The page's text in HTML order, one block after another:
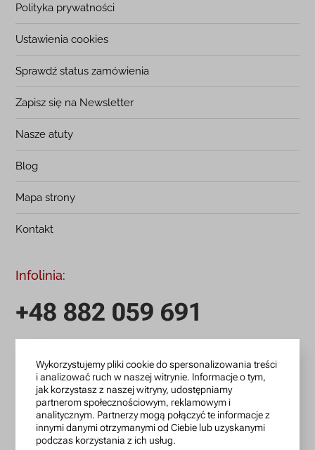
Polityka prywatności
Ustawienia cookies
Sprawdź status zamówienia
Zapisz się na Newsletter
Nasze atuty
Blog
Mapa strony
Kontakt
Infolinia:
+48 882 059 691
zamowienia@lanotti.com
Pisząc w sprawie swojego zamówienia podaj w tytule
wiadomości numer, który otrzymałeś w potwierdzeniu.
Wykorzystujemy pliki cookie do spersonalizowania treści
i analizować ruch w naszej witrynie. Informacje o tym,
jak korzystasz z naszej witryny, udostępniamy
partnerom społecznościowym, reklamowym i
analitycznym. Partnerzy mogą połączyć te informacje z
innymi danymi otrzymanymi od Ciebie lub uzyskanymi
podczas korzystania z ich usług.